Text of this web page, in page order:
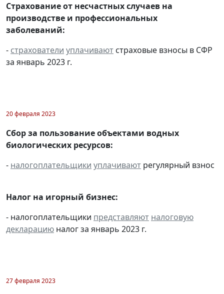
Страхование от несчастных случаев на
производстве и профессиональных
заболеваний:
- страхователи уплачивают страховые взносы в СФР
за январь 2023 г.
20 февраля 2023
Сбор за пользование объектами водных
биологических ресурсов:
- налогоплательщики уплачивают регулярный взнос
Налог на игорный бизнес:
- налогоплательщики представляют налоговую
декларацию налог за январь 2023 г.
27 февраля 2023